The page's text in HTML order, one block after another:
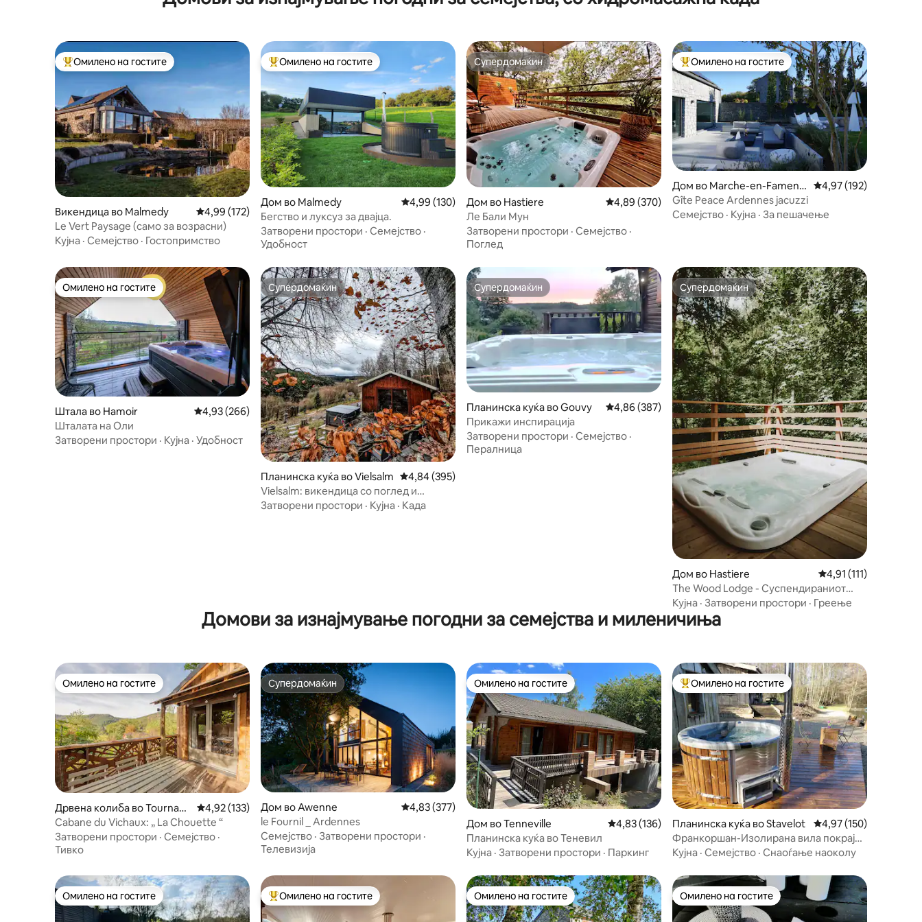
Меѓу најуспешните „Омилени на гостите“
Омилено на гостите
Викендица во Malmedy Просечна оцена: 4,99 од 5, 172 рецензии
4,99 (172)
Le Vert Paysage (само за возрасни)
Кујна · Семејство · Гостопримство
Меѓу најуспешните „Омилени на гостите“
Омилено на гостите
Дом во Malmedy Просечна оцена: 4,99 од 5, 130 рецензии
4,99 (130)
Бегство и луксуз за двајца.
Затворени простори · Семејство ·
Удобност
Супердомаќин
Супердомаќин
Дом во Hastiere Просечна оцена: 4,89 од 5, 370 рецензии
4,89 (370)
Ле Бали Мун
Затворени простори · Семејство ·
Поглед
Меѓу најуспешните „Омилени на гостите“
Омилено на гостите
Дом во Marche-en-Famenn
e
Просечна оцена:
4,97 (192)
Gîte Peace Ardennes jacuzzi
Семејство · Кујна · За пешачење
Омилено на гостите
Омилено на гостите
Штала во Hamoir Просечна оцена: 4,93 од 5, 266 рецензии
4,93 (266)
Шталата на Оли
Затворени простори · Кујна · Удобност
Супердомаќин
Супердомаќин
Планинска куќа во Vielsalm Просечна оцена: 4,84 од 5, 395 рецензии
4,84 (395)
Vielsalm: викендица со поглед и
џакузи.
Затворени простори · Кујна · Када
Супердомаќин
Супердомаќин
Планинска куќа во Gouvy Просечна оцена: 4,86 од 5, 387 рецензии
4,86 (387)
Прикажи инспирација
Затворени простори · Семејство ·
Пералница
Супердомаќин
Супердомаќин
Дом во Hastiere Просечна оцена:
4,91 (111)
The Wood Lodge - Суспендираниот
момент
Кујна · Затворени простори · Греење
Домови за изнајмување погодни за семејства и миленичиња
Омилено на гостите
Омилено на гостите
Дрвена колиба во Tournava
ux
Просечна оцена: 4,92 од 5, 133 рецензии
4,92 (133)
Cabane du Vichaux: „ La Chouette “
Затворени простори · Семејство ·
Тивко
Супердомаќин
Супердомаќин
Дом во Awenne Просечна оцена: 4,83 од 5, 377 рецензии
4,83 (377)
le Fournil _ Ardennes
Семејство · Затворени простори ·
Телевизија
Омилено на гостите
Омилено на гостите
Дом во Tenneville Просечна оцена: 4,83 од 5, 136 рецензии
4,83 (136)
Планинска куќа во Теневил
Кујна · Затворени простори · Паркинг
Меѓу најуспешните „Омилени на гостите“
Омилено на гостите
Планинска куќа во Stavelot Просечна оцена:
4,97 (150)
Франкоршан-Изолирана вила покрај
езерце
Кујна · Семејство · Снаоѓање наоколу
Омилено на гостите
Омилено на гостите Меѓу најуспешните „Омилени на гостите“
Омилено на гостите Омилено на гостите
Омилено на гостите Омилено на гостите
Омилено на гостите